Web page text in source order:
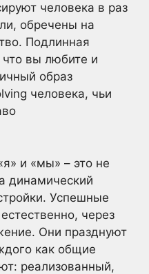
человека в раз
обречены на
Подлинная
что вы любите и
образ
человека, чьи
и «мы» – это не
динамический
Успешные
через
Они празднуют
как общие
реализованный,